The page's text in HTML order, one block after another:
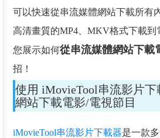
可以快速從串流媒體網站下載所有
高清畫質的MP4、MKV格式下載到
您展示如何從串流媒體網站下載
招！
使用 iMovieTool串流影片
網站下載電影/電視節目
iMovieTool串流影片下載器是一款